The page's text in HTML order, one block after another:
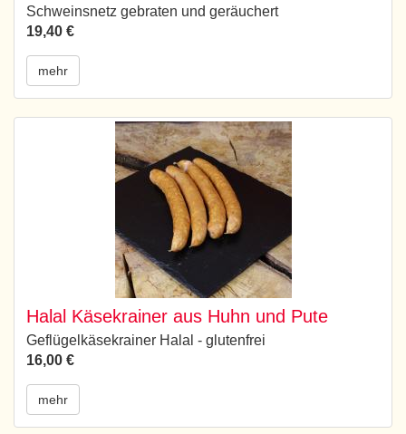
Schweinsnetz gebraten und geräuchert
19,40 €
mehr
Halal Käsekrainer aus Huhn und Pute
Geflügelkäsekrainer Halal - glutenfrei
16,00 €
mehr